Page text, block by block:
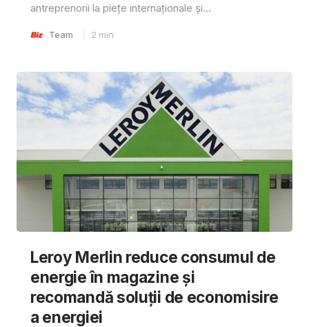
antreprenorii la piețe internaționale și...
Team 2 min
Leroy Merlin reduce consumul de
energie în magazine și
recomandă soluții de economisire
a energiei